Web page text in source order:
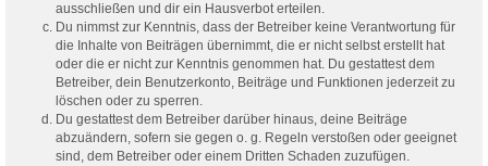
ausschließen und dir ein Hausverbot erteilen.
Du nimmst zur Kenntnis, dass der Betreiber keine Verantwortung für
die Inhalte von Beiträgen übernimmt, die er nicht selbst erstellt hat
oder die er nicht zur Kenntnis genommen hat. Du gestattest dem
Betreiber, dein Benutzerkonto, Beiträge und Funktionen jederzeit zu
löschen oder zu sperren.
Du gestattest dem Betreiber darüber hinaus, deine Beiträge
abzuändern, sofern sie gegen o. g. Regeln verstoßen oder geeignet
sind, dem Betreiber oder einem Dritten Schaden zuzufügen.